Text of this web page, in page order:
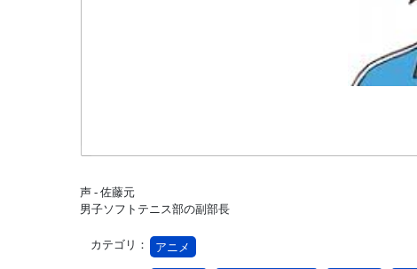
声 - 佐藤元
男子ソフトテニス部の副部長
カテゴリ： アニメ